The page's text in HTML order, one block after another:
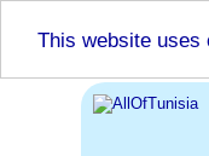
This website uses